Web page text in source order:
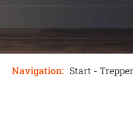
Navigation: Start -